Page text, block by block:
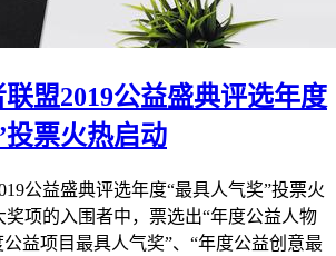
盟2019公益盛典评选年度
投票火热启动
公益盛典评选年度“最具人气奖”投票火
项的入围者中，票选出“年度公益人物
益项目最具人气奖”、“年度公益创意最